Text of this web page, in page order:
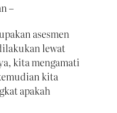
–
asesmen
lewat
kita mengamati
kita
apakah